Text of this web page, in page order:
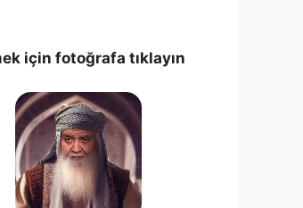
için fotoğrafa tıklayın